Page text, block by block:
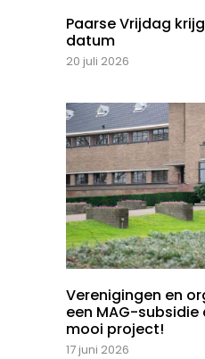
Paarse Vrijdag
datum
20 juli 2026
Verenigingen en
een MAG-
mooi project!
17 juni 2026